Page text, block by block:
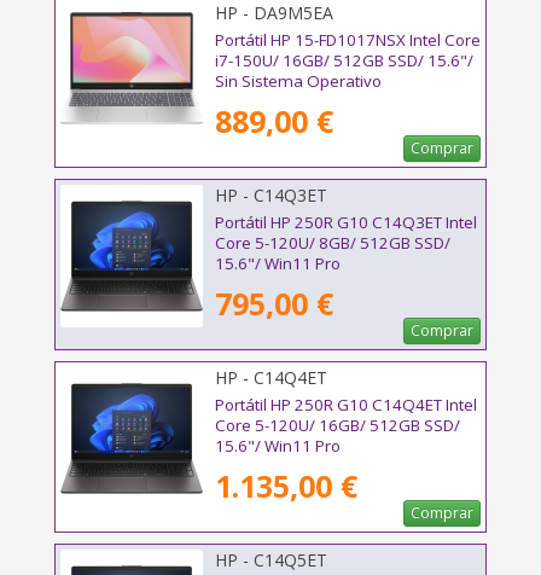
HP - DA9M5EA
Portátil HP 15-FD1017NSX Intel Core
i7-150U/ 16GB/ 512GB SSD/ 15.6"/
Sin Sistema Operativo
889,00 €
Comprar
HP - C14Q3ET
Portátil HP 250R G10 C14Q3ET Intel
Core 5-120U/ 8GB/ 512GB SSD/
15.6"/ Win11 Pro
795,00 €
Comprar
HP - C14Q4ET
Portátil HP 250R G10 C14Q4ET Intel
Core 5-120U/ 16GB/ 512GB SSD/
15.6"/ Win11 Pro
1.135,00 €
Comprar
HP - C14Q5ET